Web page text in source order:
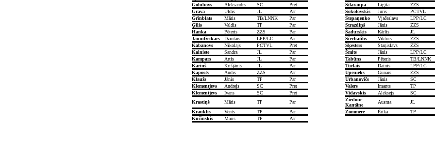
Golubovs
Aleksandrs SC Pret Silaraupa Ligita ZZS
Grava
Uldis JL Par Sokolovskis Juris PCTVL
Grīnblats
Māris TB/LNNK Par Stepaņenko Vjačeslavs LPP/LC
Ģīlis
Valdis TP Par Strazdiņš Jānis ZZS
Hanka
Pēteris ZZS Par Šadurskis Kārlis JL
Jaundžeikars
Dzintars LPP/LC Par Ščerbatihs Viktors ZZS
Kabanovs
Nikolajs PCTVL Pret Šķesters Staņislavs ZZS
Kalniete
Sandra JL Par Šmits Jānis LPP/LC
Kampars
Artis JL Par Tabūns Pēteris TB/LNNK
Kariņš
Krišjānis JL Par Turlais Dainis LPP/LC
Kāposts
Andis ZZS Par Upenieks Gunārs ZZS
Klaužs
Jānis TP Par Urbanovičs Jānis SC
Klementjevs
Andrejs SC Pret Valers Imants TP
Klementjevs
Ivans SC Pret Vidavskis Aleksejs SC
Krastiņš
Māris TP Par
Ziedone-
Kantāne
Ausma JL
Krauklis
Vents TP Par Zommere Ērika TP
Kučinskis
Māris TP Par